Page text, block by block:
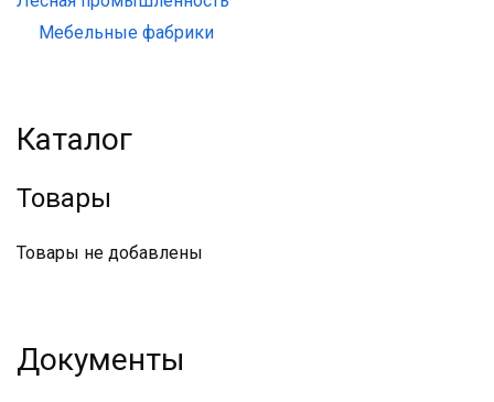
Мебельные фабрики
Каталог
Товары
Товары не добавлены
Документы